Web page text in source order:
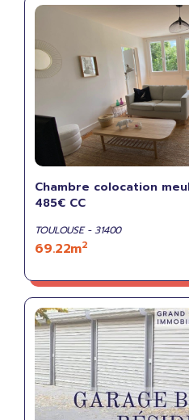
Chambre colocation
485€ CC
TOULOUSE - 31400
69.22m2